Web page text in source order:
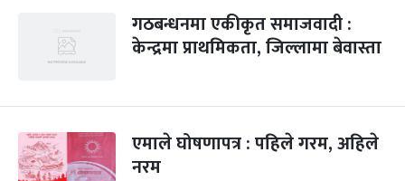
गठबन्धनमा एकीकृत समाजवादी :
केन्द्रमा प्राथमिकता, जिल्लामा बेवास्ता
एमाले घोषणापत्र : पहिले गरम, अहिले
नरम